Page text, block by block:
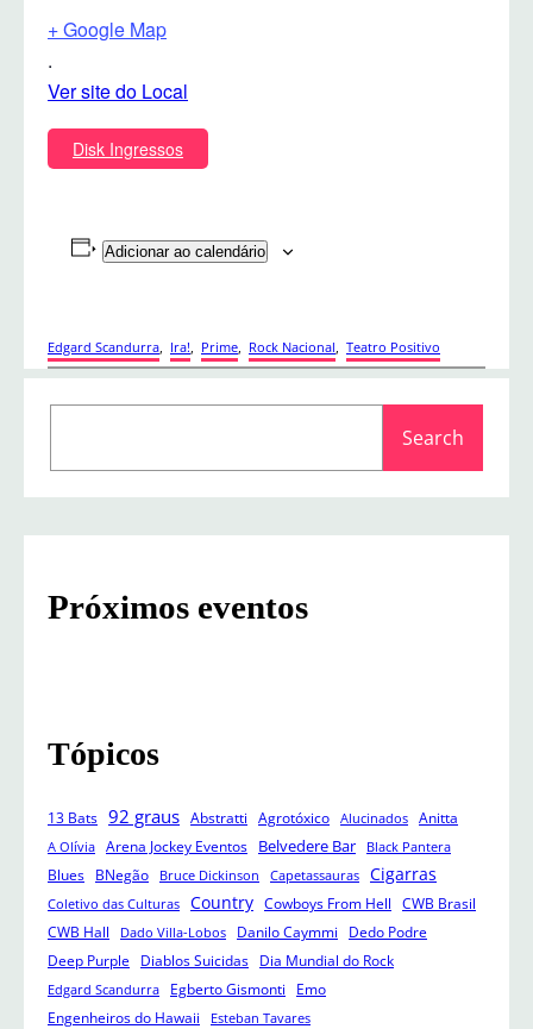
+ Google Map
.
Ver site do Local
Disk Ingressos
Adicionar ao calendário
Edgard Scandurra Ira! Prime Rock Nacional Teatro Positivo
a
r
c
Search
Próximos eventos
Tópicos
13 Bats 92 graus Abstratti Agrotóxico Alucinados Anitta
A Olívia Arena Jockey Eventos Belvedere Bar Black Pantera
Blues BNegão Bruce Dickinson Capetassauras Cigarras
Coletivo das Culturas Country Cowboys From Hell
CWB Brasil
CWB Hall
Dado Villa-Lobos Danilo Caymmi
Dedo Podre
Deep Purple
Diablos Suicidas Dia Mundial do Rock
Edgard Scandurra Egberto Gismonti
Emo
Engenheiros do Hawaii
Esteban Tavares